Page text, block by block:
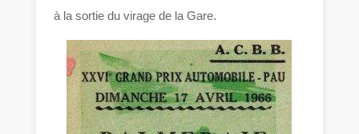
à la sortie du virage de la Gare.